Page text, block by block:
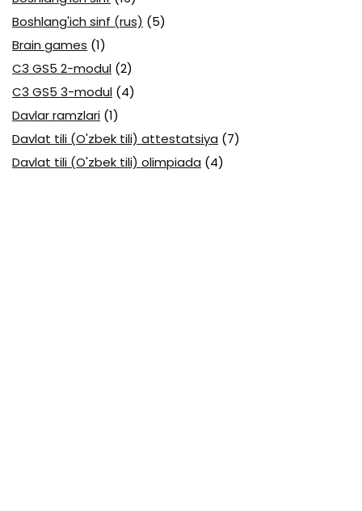
Boshlang'ich sinf (rus) (5)
Brain games (1)
C3 GS5 2-modul (2)
C3 GS5 3-modul (4)
Davlar ramzlari (1)
Davlat tili (O'zbek tili) attestatsiya (7)
Davlat tili (O'zbek tili) olimpiada (4)